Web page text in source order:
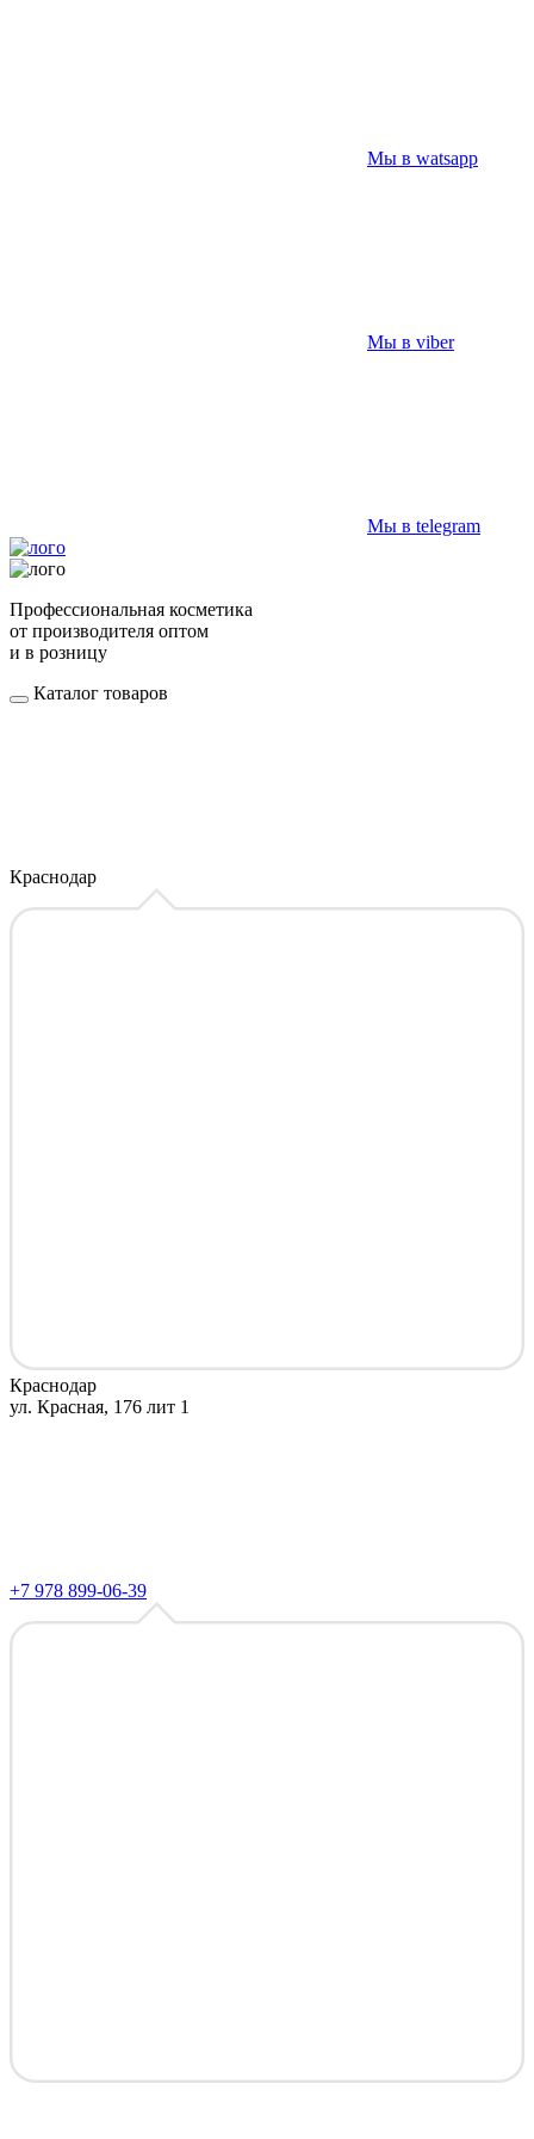
Мы в watsapp
Мы в viber
Мы в telegram
Профессиональная косметика
от производителя оптом
и в розницу
Каталог товаров
Краснодар
Краснодар
ул. Красная, 176 лит 1
+7 978 899-06-39